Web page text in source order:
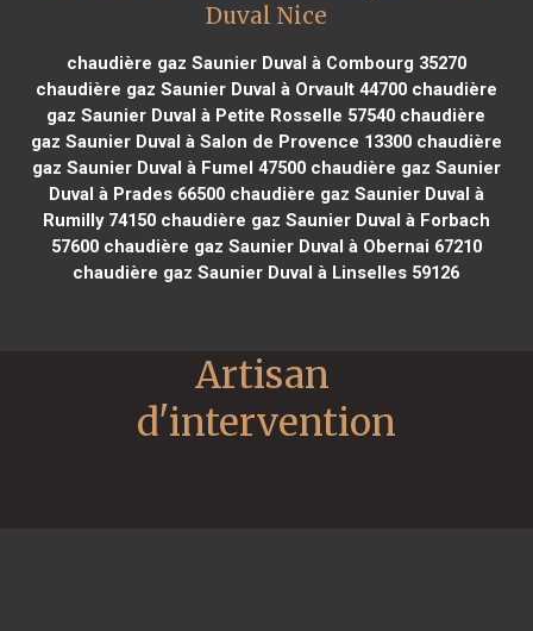
Duval Nice
chaudière gaz Saunier Duval à Combourg 35270
chaudière gaz Saunier Duval à Orvault 44700chaudière
gaz Saunier Duval à Petite Rosselle 57540 chaudière
gaz Saunier Duval à Salon de Provence 13300chaudière
gaz Saunier Duval à Fumel 47500chaudière gaz Saunier
Duval à Prades 66500chaudière gaz Saunier Duval à
Rumilly 74150chaudière gaz Saunier Duval à Forbach
57600chaudière gaz Saunier Duval à Obernai 67210
chaudière gaz Saunier Duval à Linselles 59126
Artisan
d'intervention